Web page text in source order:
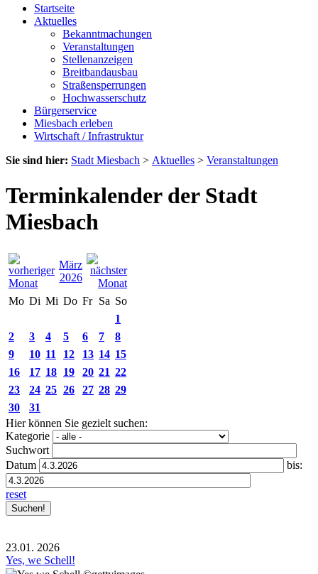
Startseite
Aktuelles
Bekanntmachungen
Veranstaltungen
Stellenanzeigen
Breitbandausbau
Straßensperrungen
Hochwasserschutz
Bürgerservice
Miesbach erleben
Wirtschaft / Infrastruktur
Sie sind hier: Stadt Miesbach > Aktuelles > Veranstaltungen
Terminkalender der Stadt
Miesbach
März
2026
Mo Di Mi Do Fr Sa So
1
2
3 4 5 6 7
8
9
10 11 12 13 14 15
16
17 18 19 20 21 22
23
24 25 26 27 28 29
30
31
Hier können Sie gezielt suchen:
Kategorie
Suchwort
Datum
bis:
reset
23.01. 2026
Yes, we Schell!